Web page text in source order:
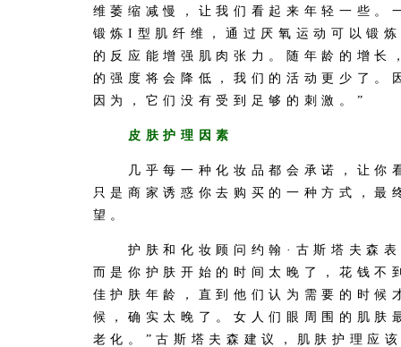
维萎缩减慢，让我们看起来年轻一些。
锻炼I型肌纤维，通过厌氧运动可以锻
的反应能增强肌肉张力。随年龄的增长
的强度将会降低，我们的活动更少了
因为，它们没有受到足够的刺激。”
皮肤护理因素
几乎每一种化妆品都会承诺，让你
只是商家诱惑你去购买的一种方式，最
望。
护肤和化妆顾问约翰·古斯塔夫森表
而是你护肤开始的时间太晚了，花钱不
佳护肤年龄，直到他们认为需要的时候
候，确实太晚了。女人们眼周围的肌肤
老化。”古斯塔夫森建议，肌肤护理应